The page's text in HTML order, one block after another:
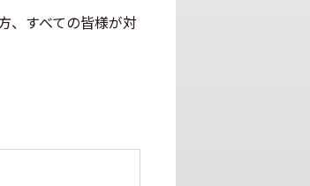
、すべての皆様が対